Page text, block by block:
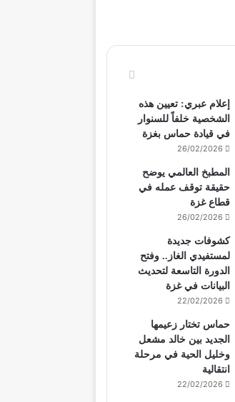
إعلام عبري: تعيين هذه
الشخصية خلفاً للسنوار
في قيادة حماس بغزة
26/02/2026
المطبخ العالمي يوضح
حقيقة توقف عمله في
قطاع غزة
26/02/2026
كشوفات جديدة
لمستفيدي الغاز.. وفتح
الدورة التاسعة لتحديث
البيانات في غزة
22/02/2026
حماس تختار زعيمها
الجديد بين خالد مشعل
وخليل الحية في مرحلة
انتقالية
22/02/2026